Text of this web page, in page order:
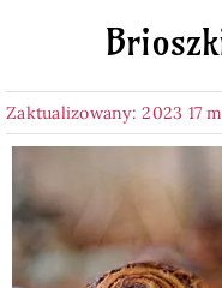
Zaktualizowany: 2023 17